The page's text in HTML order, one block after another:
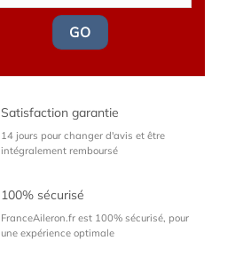
GO
Satisfaction garantie
14 jours pour changer d'avis et être
intégralement remboursé
100% sécurisé
FranceAileron.fr est 100% sécurisé, pour
une expérience optimale